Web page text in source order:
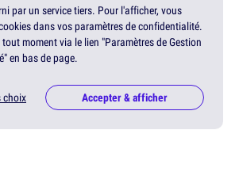
par un service tiers. Pour l'afficher, vous
dans vos paramètres de confidentialité.
moment via le lien "Paramètres de Gestion
en bas de page.
choix Accepter & afficher